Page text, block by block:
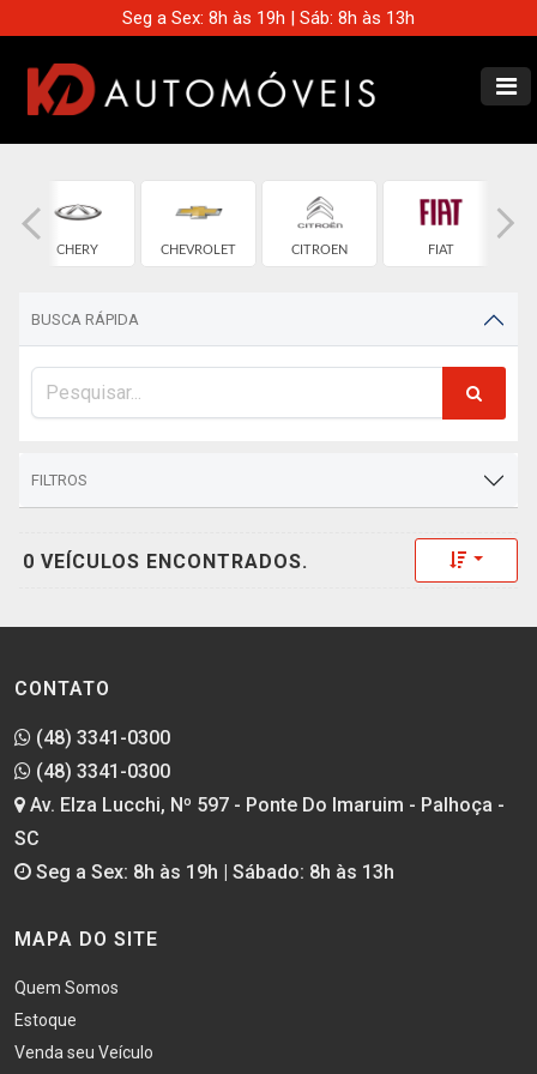
Seg a Sex: 8h às 19h | Sáb: 8h às 13h
CHERY CHEVROLET CITROEN FIAT
BUSCA RÁPIDA
FILTROS
0 VEÍCULOS ENCONTRADOS. Toggle
CONTATO
(48) 3341-0300
(48) 3341-0300
Av. Elza Lucchi, Nº 597 - Ponte Do Imaruim - Palhoça -
SC
Seg a Sex: 8h às 19h | Sábado: 8h às 13h
MAPA DO SITE
Quem Somos
Estoque
Venda seu Veículo